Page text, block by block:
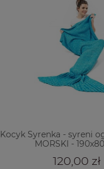
Kocyk Syrenka - syreni
MORSKI -
120,00 zł